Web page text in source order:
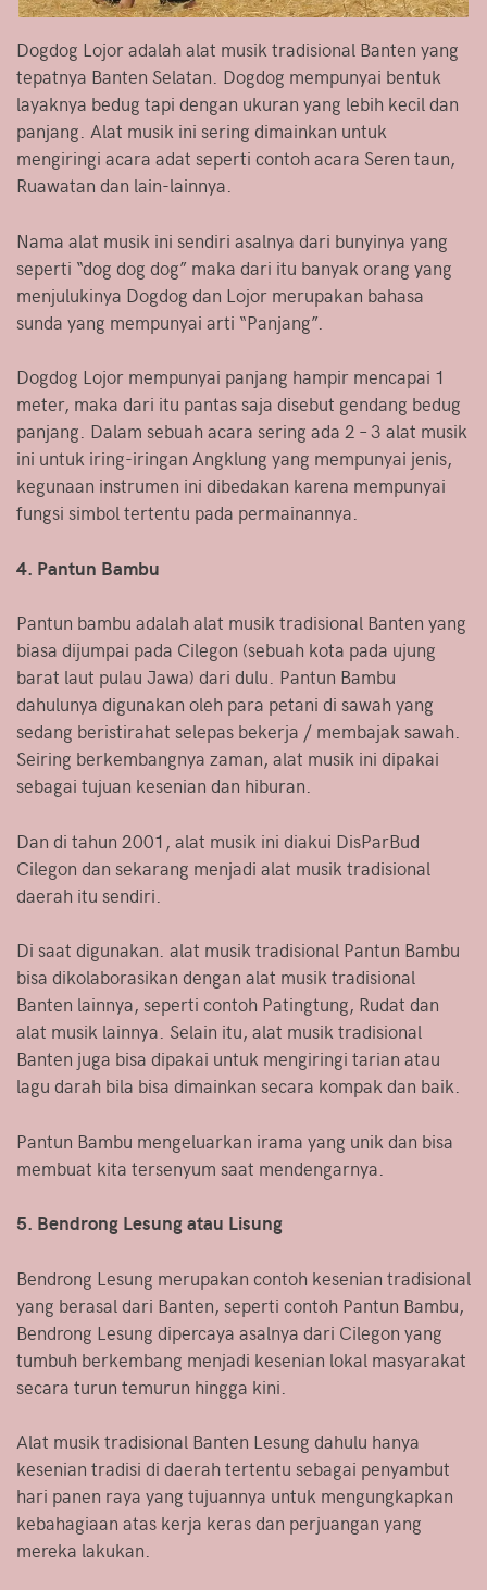
Dogdog Lojor adalah alat musik tradisional Banten yang
tepatnya Banten Selatan. Dogdog mempunyai bentuk
layaknya bedug tapi dengan ukuran yang lebih kecil dan
panjang. Alat musik ini sering dimainkan untuk
mengiringi acara adat seperti contoh acara Seren taun,
Ruawatan dan lain-lainnya.
Nama alat musik ini sendiri asalnya dari bunyinya yang
seperti “dog dog dog” maka dari itu banyak orang yang
menjulukinya Dogdog dan Lojor merupakan bahasa
sunda yang mempunyai arti “Panjang”.
Dogdog Lojor mempunyai panjang hampir mencapai 1
meter, maka dari itu pantas saja disebut gendang bedug
panjang. Dalam sebuah acara sering ada 2 – 3 alat musik
ini untuk iring-iringan Angklung yang mempunyai jenis,
kegunaan instrumen ini dibedakan karena mempunyai
fungsi simbol tertentu pada permainannya.
4. Pantun Bambu
Pantun bambu adalah alat musik tradisional Banten yang
biasa dijumpai pada Cilegon (sebuah kota pada ujung
barat laut pulau Jawa) dari dulu. Pantun Bambu
dahulunya digunakan oleh para petani di sawah yang
sedang beristirahat selepas bekerja / membajak sawah.
Seiring berkembangnya zaman, alat musik ini dipakai
sebagai tujuan kesenian dan hiburan.
Dan di tahun 2001, alat musik ini diakui DisParBud
Cilegon dan sekarang menjadi alat musik tradisional
daerah itu sendiri.
Di saat digunakan. alat musik tradisional Pantun Bambu
bisa dikolaborasikan dengan alat musik tradisional
Banten lainnya, seperti contoh Patingtung, Rudat dan
alat musik lainnya. Selain itu, alat musik tradisional
Banten juga bisa dipakai untuk mengiringi tarian atau
lagu darah bila bisa dimainkan secara kompak dan baik.
Pantun Bambu mengeluarkan irama yang unik dan bisa
membuat kita tersenyum saat mendengarnya.
5. Bendrong Lesung atau Lisung
Bendrong Lesung merupakan contoh kesenian tradisional
yang berasal dari Banten, seperti contoh Pantun Bambu,
Bendrong Lesung dipercaya asalnya dari Cilegon yang
tumbuh berkembang menjadi kesenian lokal masyarakat
secara turun temurun hingga kini.
Alat musik tradisional Banten Lesung dahulu hanya
kesenian tradisi di daerah tertentu sebagai penyambut
hari panen raya yang tujuannya untuk mengungkapkan
kebahagiaan atas kerja keras dan perjuangan yang
mereka lakukan.